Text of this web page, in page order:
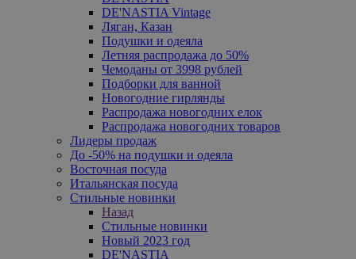
DE'NASTIA Vintage
Ляган, Казан
Подушки и одеяла
Летняя распродажа до 50%
Чемоданы от 3998 рублей
Подборки для ванной
Новогодние гирлянды
Распродажа новогодних елок
Распродажа новогодних товаров
Лидеры продаж
До -50% на подушки и одеяла
Восточная посуда
Итальянская посуда
Стильные новинки
Назад
Стильные новинки
Новый 2023 год
DE'NASTIA